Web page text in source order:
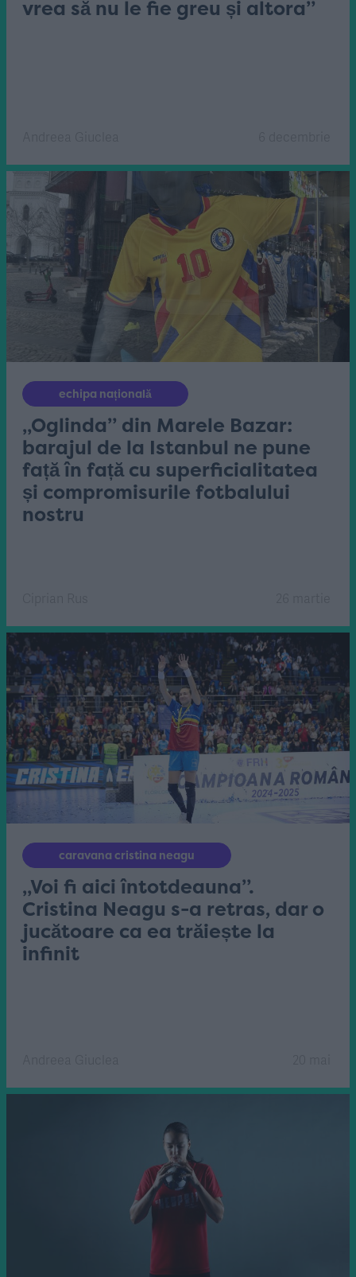
vrea să nu le fie greu și altora”
echipa națională
„Oglinda” din Marele Bazar:
barajul de la Istanbul ne pune
față în față cu superficialitatea
și compromisurile fotbalului
nostru
caravana cristina neagu
„Voi fi aici întotdeauna”.
Cristina Neagu s-a retras, dar o
jucătoare ca ea trăiește la
infinit